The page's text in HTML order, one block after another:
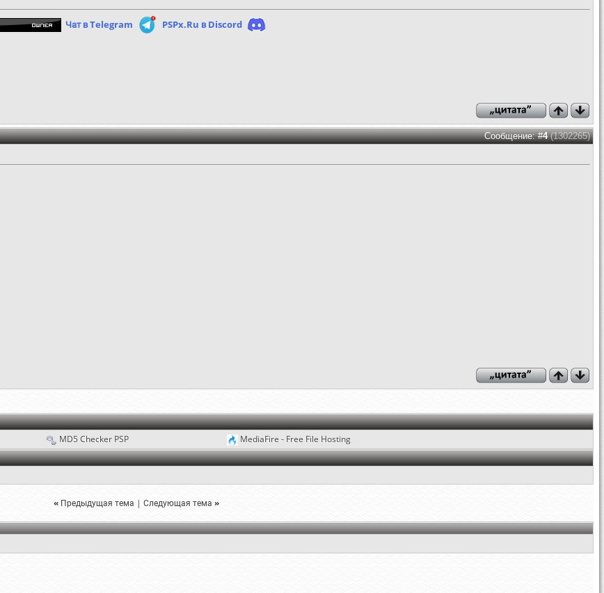
Чат в Telegram PSPx.Ru в Discord
Сообщение: #4(1302265)
MD5 Checker PSP MediaFire - Free File Hosting
« Предыдущая тема | Следующая тема »